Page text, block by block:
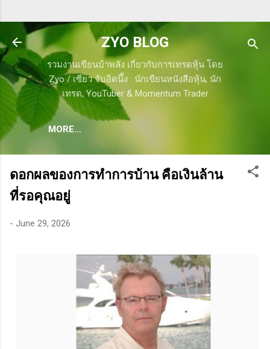
ZYO BLOG
รวมงานเขียนบ้าพลัง เกี่ยวกับการเทรดหุ้น โดย
Zyo / เซียว จับอิดนึ้ง : นักเขียนหนังสือหุ้น, นัก
เทรด, YouTuber & Momentum Trader
MORE…
ดอกผลของการทำการบ้าน คือเงินล้าน
ที่รอคุณอยู่
- June 29, 2026